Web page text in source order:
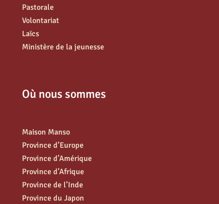
Pastorale
Volontariat
Laïcs
Ministère de la jeunesse
Où nous sommes
Maison Manso
Province d’Europe
Province d’Amérique
Province d’Afrique
Province de l’Inde
Province du Japon